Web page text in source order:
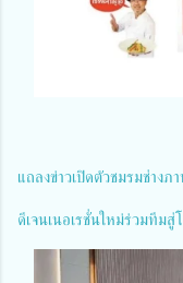
แถลงข่าวเปิดตัวชมรมช่าง
ดีเจนเนอเรชั่นใหม่ร่วมทีมสู่